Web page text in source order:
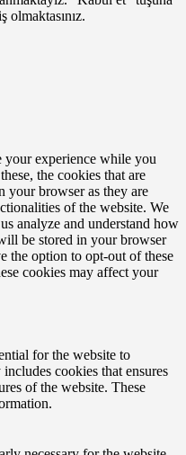
your experience while you
the cookies that are
your browser as they are
of the website. We
analyze and understand how
be stored in your browser
the option to opt-out of these
cookies may affect your
for the website to
cookies that ensures
of the website. These